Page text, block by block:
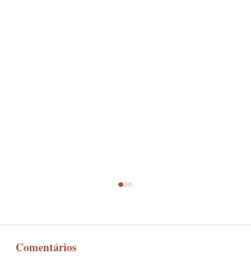
Comentários